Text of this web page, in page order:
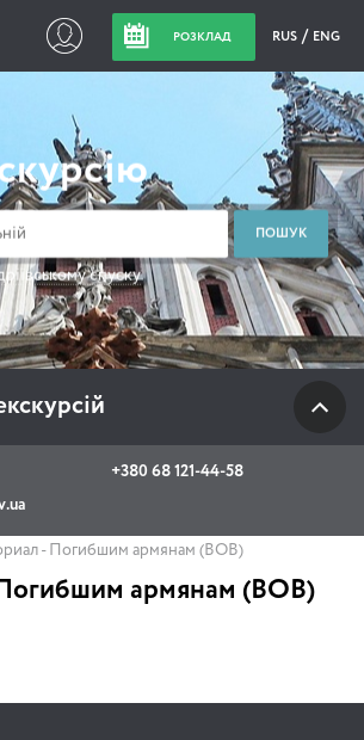
РОЗКЛАД RUS ENG
спуску
+380 68 121-44-58
333-68-68
121-44-58
до 19:30 щоденно
WhatsApp
- Погибшим армянам (ВОВ)
армянам (ВОВ)